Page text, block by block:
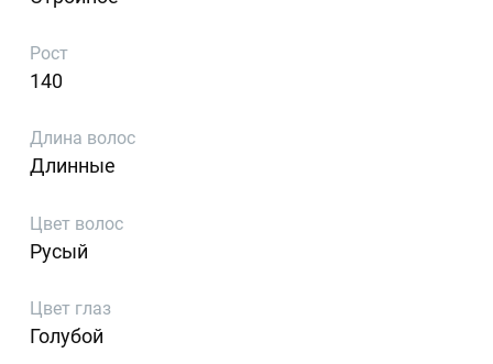
Рост
140
Длина волос
Длинные
Цвет волос
Русый
Цвет глаз
Голубой